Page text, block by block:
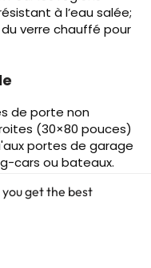
à l’eau salée;
verre chauffé pour
de porte non
(30×80 pouces)
portes de garage
cars ou bateaux.
sans limitation de
get the best